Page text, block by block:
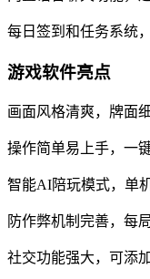
每日签到和任务系统
游戏软件亮点
画面风格清爽，牌面
操作简单易上手，一
智能AI陪玩模式，单
防作弊机制完善，每
社交功能强大，可添